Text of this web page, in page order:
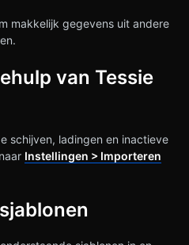
makkelijk gegevens uit andere
van Tessie
schijven, ladingen en inactieve
Instellingen > Importeren